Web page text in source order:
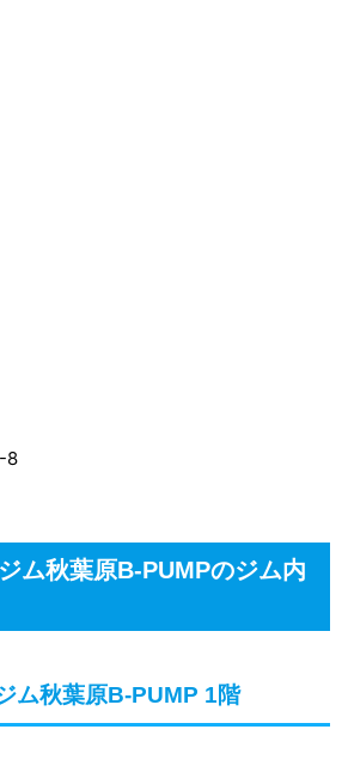
8
ム秋葉原B-PUMPのジム内
ム秋葉原B-PUMP 1階